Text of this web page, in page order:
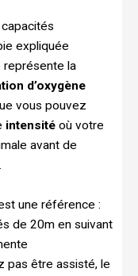
expliquée
représente la
d’oxygène
vous pouvez
intensité où votre
avant de
une référence :
de 20m en suivant
pas être assisté, le